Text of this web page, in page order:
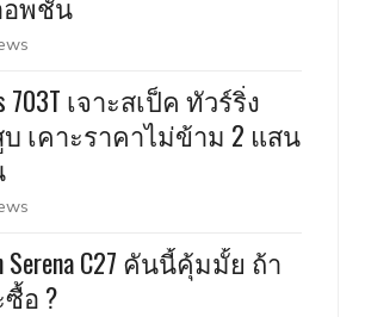
703T เจาะสเป็ค ทัวร์ริ่ง
เคาะราคาไม่ข้าม 2 แสน
Serena C27 คันนี้คุ้มมั้ย ถ้า
อ ?